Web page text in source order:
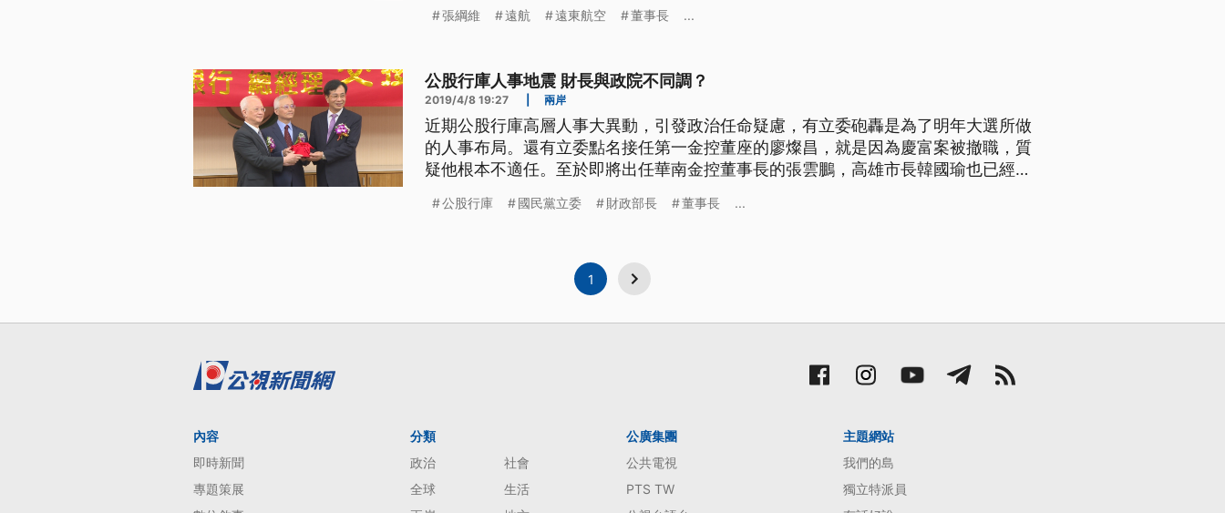
銬，30號被移審台北地方法院，檢方調查發現，他涉嫌掏空遠航資產，高達35億
張綱維 遠航 遠東航空 董事長 ...
公股行庫人事地震 財長與政院不同調？
2019/4/8 19:27 兩岸
近期公股行庫高層人事大異動，引發政治任命疑慮，有立委砲轟是為了明年大選所做
的人事布局。還有立委點名接任第一金控董座的廖燦昌，就是因為慶富案被撤職，質
疑他根本不適任。至於即將出任華南金控董事長的張雲鵬，高雄市長韓國瑜也已經表
轉調，感覺上不負責任。 因慶富案遭撤職，合作金庫前董事長廖燦昌，上午走馬上
公股行庫 國民黨立委 財政部長 董事長 ...
1
內容
即時新聞
專題策展
分類
政治
社會
全球
生活
公廣集團
公共電視
PTS TW
主題網站
我們的島
獨立特派員